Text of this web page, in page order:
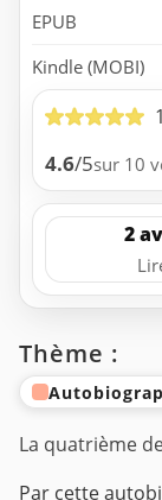
EPUB
Kindle (MOBI)
4.6/5sur 10
2
Thème :
La quatrième
Par cette